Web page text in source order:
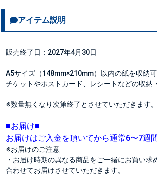
アイテム説明
販売終了日：2027年4月30日
A5サイズ（148mm×210mm）以内の紙を収納
チケットやポストカード、レシートなどの収納
※数量無くなり次第終了とさせていただきます。
■お届け■
お届けはご入金を頂いてから通常6〜7週
※お届けのご注意
・お届け時期の異なる商品をご一緒にお買い
合わせてお届けさせていただきます。